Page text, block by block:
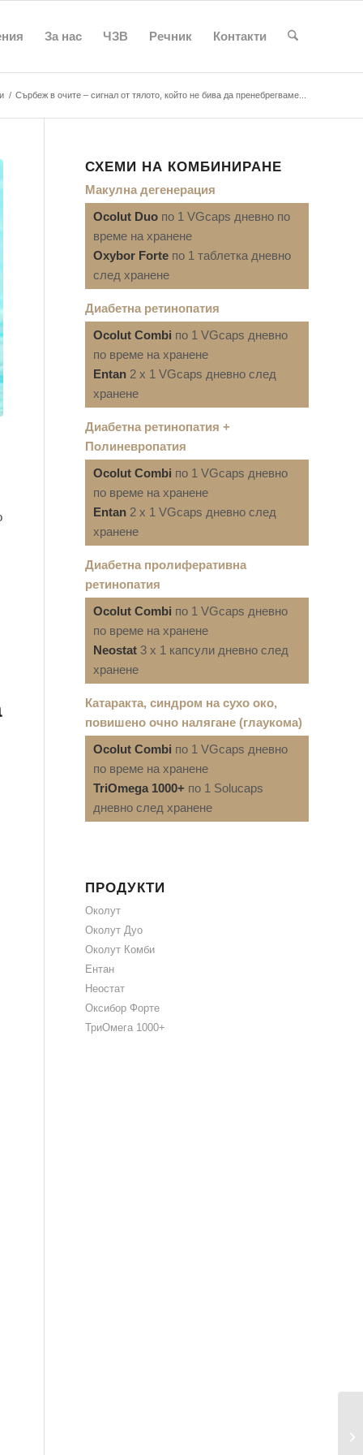
За нас ЧЗВ Речник Контакти
/ Сърбеж в очите – сигнал от тялото, който не бива да пренебрегваме...
СХЕМИ НА КОМБИНИРАНЕ
Макулна дегенерация
Ocolut Duo по 1 VGcaps дневно по
време на хранене
Oxybor Forte по 1 таблетка дневно
след хранене
Диабетна ретинопатия
Ocolut Combi по 1 VGcaps дневно
по време на хранене
Entan 2 x 1 VGcaps дневно след
хранене
Диабетна ретинопатия +
Полиневропатия
Ocolut Combi по 1 VGcaps дневно
по време на хранене
Entan 2 x 1 VGcaps дневно след
хранене
Диабетна пролиферативна
ретинопатия
Ocolut Combi по 1 VGcaps дневно
по време на хранене
Neostat 3 x 1 капсули дневно след
хранене
Катаракта, синдром на сухо око,
повишено очно налягане (глаукома)
Ocolut Combi по 1 VGcaps дневно
по време на хранене
TriOmega 1000+ по 1 Solucaps
дневно след хранене
ПРОДУКТИ
Околут
Околут Дуо
Околут Комби
Ентан
Неостат
Оксибор Форте
ТриОмега 1000+